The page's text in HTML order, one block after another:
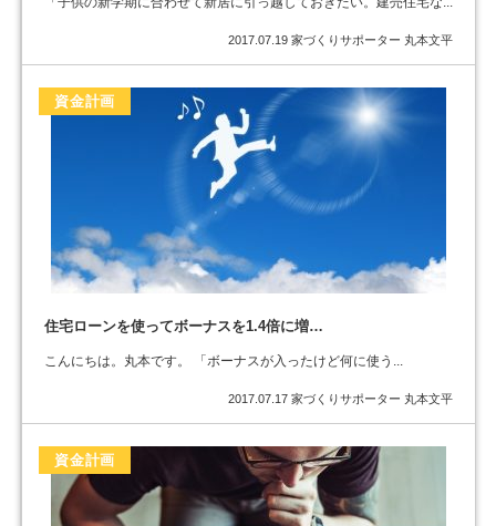
2017.07.19 家づくりサポーター 丸本文平
資金計画
住宅ローンを使ってボーナスを1.4倍に増…
こんにちは。丸本です。 「ボーナスが入ったけど何に使う...
2017.07.17 家づくりサポーター 丸本文平
資金計画